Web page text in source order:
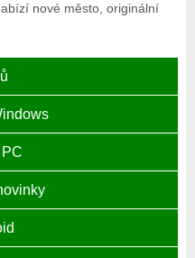
nové město, originální